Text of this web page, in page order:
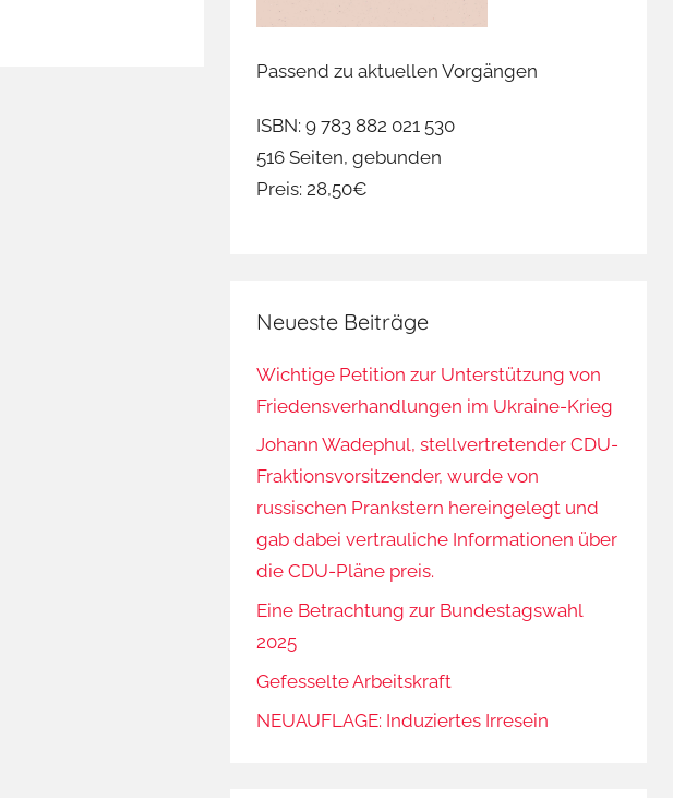
Passend zu aktuellen Vorgängen
ISBN: 9 783 882 021 530
516 Seiten, gebunden
Preis: 28,50€
Neueste Beiträge
Wichtige Petition zur Unterstützung von
Friedensverhandlungen im Ukraine-Krieg
Johann Wadephul, stellvertretender CDU-
Fraktionsvorsitzender, wurde von
russischen Prankstern hereingelegt und
gab dabei vertrauliche Informationen über
die CDU-Pläne preis.
Eine Betrachtung zur Bundestagswahl
2025
Gefesselte Arbeitskraft
NEUAUFLAGE: Induziertes Irresein